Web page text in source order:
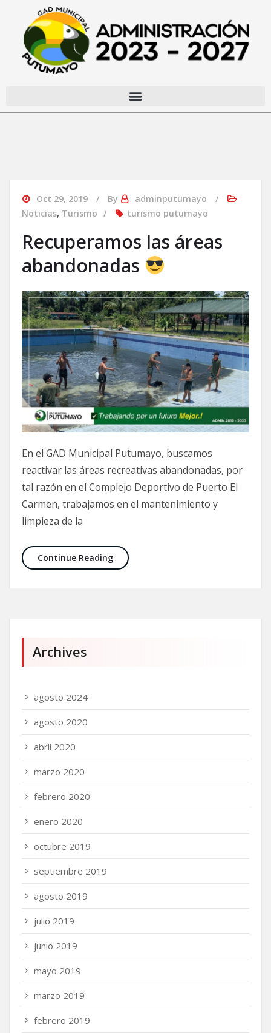
Oct 29, 2019 By
adminputumayo
Noticias, Turismo turismo putumayo
Recuperamos las áreas
abandonadas
En el GAD Municipal Putumayo, buscamos
reactivar las áreas recreativas abandonadas, por
tal razón en el Complejo Deportivo de Puerto El
Carmen, trabajamos en el mantenimiento y
limpieza de la
Continue Reading
Archives
agosto 2024
agosto 2020
abril 2020
marzo 2020
febrero 2020
enero 2020
octubre 2019
septiembre 2019
agosto 2019
julio 2019
junio 2019
mayo 2019
marzo 2019
febrero 2019